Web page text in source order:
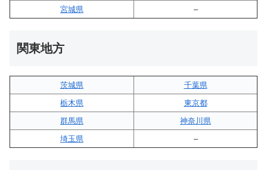
宮城県
–
関東地方
茨城県
千葉県
栃木県
東京都
群馬県
神奈川県
埼玉県
–